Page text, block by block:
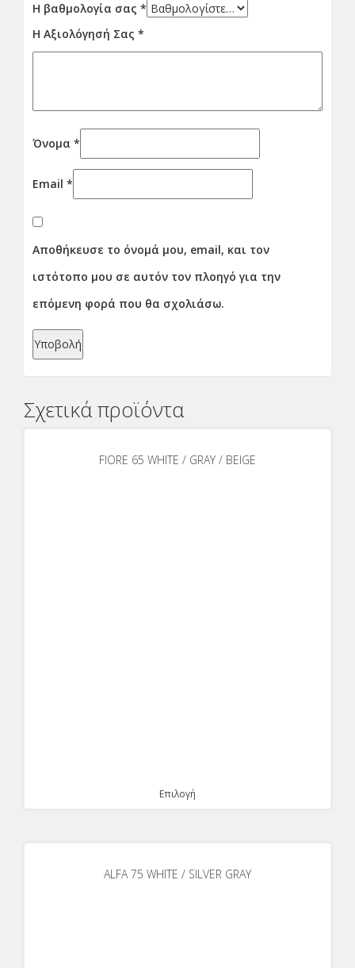
Η βαθμολογία σας *
Η Αξιολόγησή Σας *
Όνομα *
Email *
Αποθήκευσε το όνομά μου, email, και τον
ιστότοπο μου σε αυτόν τον πλοηγό για την
επόμενη φορά που θα σχολιάσω.
Σχετικά προϊόντα
FIORE 65 WHITE / GRAY / BEIGE
Επιλογή
ALFA 75 WHITE / SILVER GRAY